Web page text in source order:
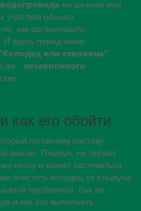
на дачном или
участков обычно
как организовать
. И здесь перед ними
"Колодец или скважина"
же - независимого
как его обойти
по своему составу
землю. Плывун, не теряет
песку и может растекаться
очистить колодец от плывуна
проблемой. Как же
и как это выполнить